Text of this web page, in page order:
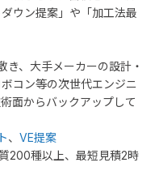
ウン提案」や「加工法最
、大手メーカーの設計・
コン等の次世代エンジニ
面からバックアップして
、 VE提案
200種以上、最短見積2時